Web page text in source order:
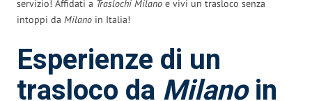
servizio! Affidati a Traslochi Milano e vivi un trasloco senza
intoppi da Milano in Italia!
Esperienze di un
trasloco da Milanoin